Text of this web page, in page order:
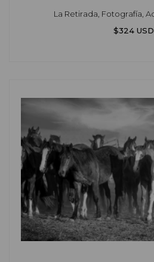
La Retirada, Fotografía,
$324 USD